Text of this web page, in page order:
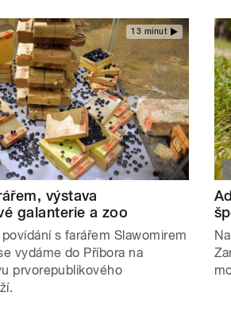
13 minut
výstava
galanterie a zoo
s farářem Slawomirem
vydáme do Příbora na
prvorepublikového